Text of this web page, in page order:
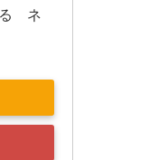
　ネ